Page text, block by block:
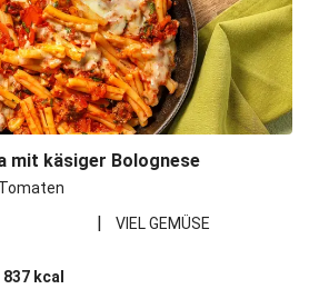
mit käsiger Bolognese
| VIEL GEMÜSE
837 kcal